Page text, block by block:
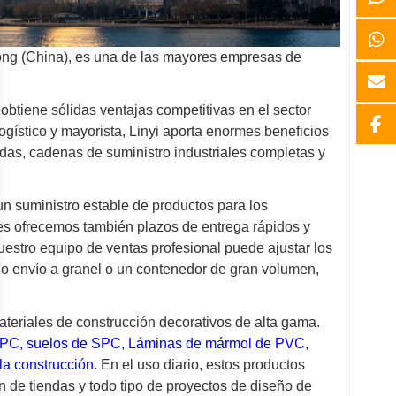
(China), es una de las mayores empresas de
obtiene sólidas ventajas competitivas en el sector
y mayorista, Linyi aporta enormes beneficios
cadenas de suministro industriales completas y
suministro estable de productos para los
ofrecemos también plazos de entrega rápidos y
equipo de ventas profesional puede ajustar los
envío a granel o un contenedor de gran volumen,
de construcción decorativos de alta gama.
,suelos de SPC, Láminas de mármol de PVC,
construcción. En el uso diario, estos productos
tiendas y todo tipo de proyectos de diseño de